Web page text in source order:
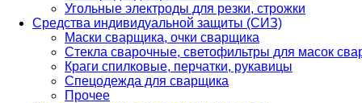
Угольные электроды для резки, строжки
Средства индивидуальной защиты (СИЗ)
Маски сварщика, очки сварщика
Стекла сварочные, светофильтры для масок
Краги спилковые, перчатки, рукавицы
Спецодежда для сварщика
Прочее